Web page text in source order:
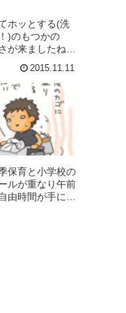
ホッとする(洗
)のもつかの
が来ましたね。
ると一気に乾燥
...洗濯物が乾く
ど、肌は困る
ルロンさ～
訳で、↑↑ここ数
2015.11.11
保育と小学校の
ルが重なり午前
由時間が手に入